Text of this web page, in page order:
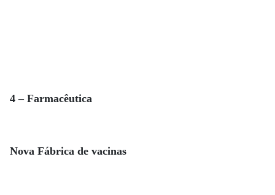
4 – Farmacêutica
Nova Fábrica de vacinas